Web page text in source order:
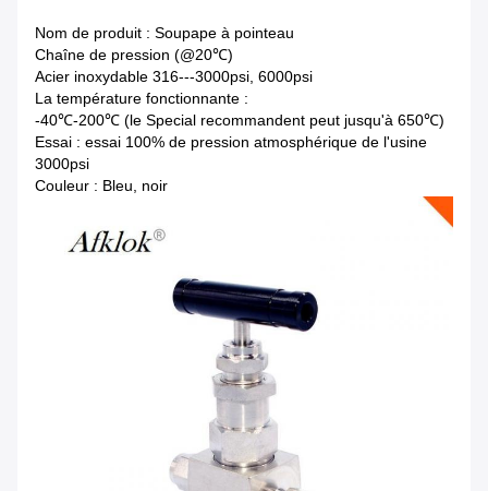
Nom de produit : Soupape à pointeau
Chaîne de pression (@20℃)
Acier inoxydable 316---3000psi, 6000psi
La température fonctionnante :
-40℃-200℃ (le Special recommandent peut jusqu'à 650℃)
Essai : essai 100% de pression atmosphérique de l'usine
3000psi
Couleur : Bleu, noir